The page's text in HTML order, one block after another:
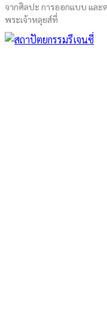
จากศิลปะ การออกแบบ และ
พระเจ้าหลุยส์ที่